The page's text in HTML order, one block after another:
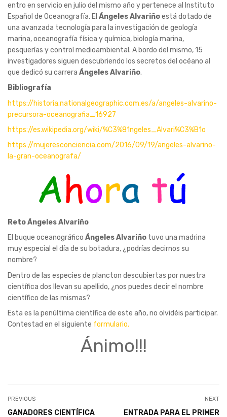
entro en servicio en julio del mismo año y pertenece al Instituto
Español de Oceanografía. El Ángeles Alvariñoestá dotado de
una avanzada tecnología para la investigación de geología
marina, oceanografía física y química, biología marina,
pesquerías y control medioambiental. A bordo del mismo, 15
investigadores siguen descubriendo los secretos del océano al
que dedicó su carrera Ángeles Alvariño.
Bibliografía
https://historia.nationalgeographic.com.es/a/angeles-alvarino-
precursora-oceanografia_16927
https://es.wikipedia.org/wiki/%C3%81ngeles_Alvari%C3%B1o
https://mujeresconciencia.com/2016/09/19/angeles-alvarino-
la-gran-oceanografa/
Reto Ángeles Alvariño
El buque oceanográfico Ángeles Alvariño tuvo una madrina
muy especial el día de su botadura, ¿podrías decirnos su
nombre?
Dentro de las especies de plancton descubiertas por nuestra
científica dos llevan su apellido, ¿nos puedes decir el nombre
científico de las mismas?
Esta es la penúltima científica de este año, no olvidéis participar.
Contestad en el siguiente formulario.
Ánimo!!!
PREVIOUS
GANADORES CIENTÍFICA
NEXT
ENTRADA PARA EL PRIMER